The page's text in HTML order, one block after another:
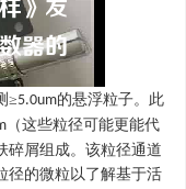
≥5.0um的悬浮粒子。此
（这些粒径可能更能代
碎屑组成。该粒径通道
径的微粒以了解基于活